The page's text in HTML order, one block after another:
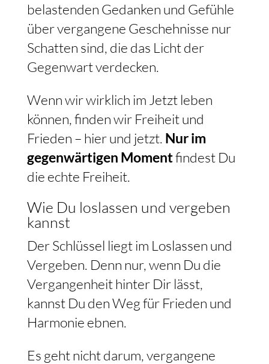
belastenden Gedanken und Gefühle
über vergangene Geschehnisse nur
Schatten sind, die das Licht der
Gegenwart verdecken.
Wenn wir wirklich im Jetzt leben
können, finden wir Freiheit und
Frieden – hier und jetzt. Nur im
gegenwärtigen Momentfindest Du
die echte Freiheit.
Wie Du loslassen und vergeben
kannst
Der Schlüssel liegt im Loslassen und
Vergeben. Denn nur, wenn Du die
Vergangenheit hinter Dir lässt,
kannst Du den Weg für Frieden und
Harmonie ebnen.
Es geht nicht darum, vergangene